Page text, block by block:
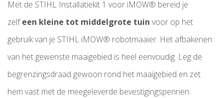
Met de STIHL Installatiekit 1 voor iMOW® bereid je
zelfeen kleine tot middelgrote tuin voor op het
gebruik van je STIHL iMOW® robotmaaier. Het afbakenen
van het gewenste maaigebied is heel eenvoudig. Leg de
begrenzingsdraad gewoon rond het maaigebied en zet
hem vast met de meegeleverde bevestigingspennen.